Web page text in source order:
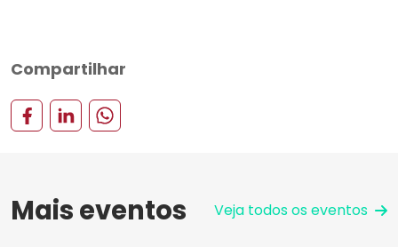
Compartilhar
Mais eventos Veja todos os eventos